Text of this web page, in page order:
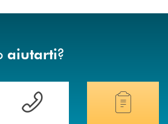
aiutarti?
nuova PRENOTA BANCA
Hai bisogno di assistenza immediata?
Hai bisogno di